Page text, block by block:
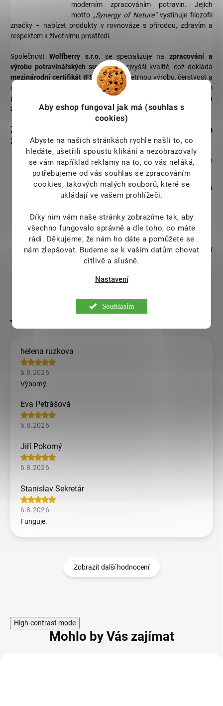
Aby eshop fungoval jak má (souhlas s
cookies)
Abyste na našich stránkách rychle našli to, co
hledáte, ušetřili spoustu klikání a nezobrazovaly
se vám například reklamy na to, co vás neláká,
potřebujeme od vás souhlas se zpracováním
cookies, takových malých souborů, které se
ukládají ve vašem prohlížeči.
Díky nim vám naše stránky zobrazíme tak, aby
všechno fungovalo správně a dle toho, co máte
rádi. Děkujeme, že nám ho dáte a pomůžete se
nám zlepšovat. Budeme se k vašim datům chovat
citlivě a slušně.
Nastavení
Souhlasím
moderním zpracováním potravin. Jejich
motto „Synergy of Nature“vystihuje filozofii
značky – nabízet produkty v rovnováze s přírodou, zdravím a
respektem k životnímu prostředí.
SpolečnostWolfberry s.r.o. se specializuje na zpracování a
výrobu potravinářských surovinv nejvyšší kvalitě, což dokládá
mezinárodní certifikát IFS . Důraz na šetrnou výrobu, čerstvost a
čisté složení bez zbytečných přísad dělá z Wolfberry synonymum
pro kvalitu v oblasti
superpotravin, přírodních doplňků stravy a
zdravé výživy.
Značka nabízí široký výběr produktů pro
zdravý životní styl mezi které patří zejména:
Přepuštěné máslo Ghí– z konvenčního i BIO českého
másla
Rostlinné oleje– konopný, lněný, ostropestřecový a
Mouky– kokosová, mandlová či bezlepková lněná mouka
Lyofilizované ovoce, oříšky, semínka a instantní kaše
Přírodní doplňky stravy a superpotravinyv BIO a RAW
helena ruzkova
6.8.2026
Výborný.
Eva Petrášová
6.8.2026
Jiří Pokorný
6.8.2026
Stanislav Sekretár
6.8.2026
Funguje.
Zobrazit další hodnocení
High-contrast mode
Mohlo by Vás zajímat